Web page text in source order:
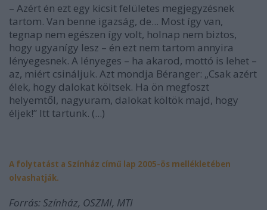
– Azért én ezt egy kicsit felületes megjegyzésnek
tartom. Van benne igazság, de... Most így van,
tegnap nem egészen így volt, holnap nem biztos,
hogy ugyanígy lesz – én ezt nem tartom annyira
lényegesnek. A lényeges – ha akarod, mottó is lehet –
az, miért csináljuk. Azt mondja Béranger: „Csak azért
élek, hogy dalokat költsek. Ha ön megfoszt
helyemtől, nagyuram, dalokat költök majd, hogy
éljek!” Itt tartunk. (...)
A folytatást a Színház című lap 2005-ös mellékletében
olvashatják.
Forrás: Színház, OSZMI, MTI